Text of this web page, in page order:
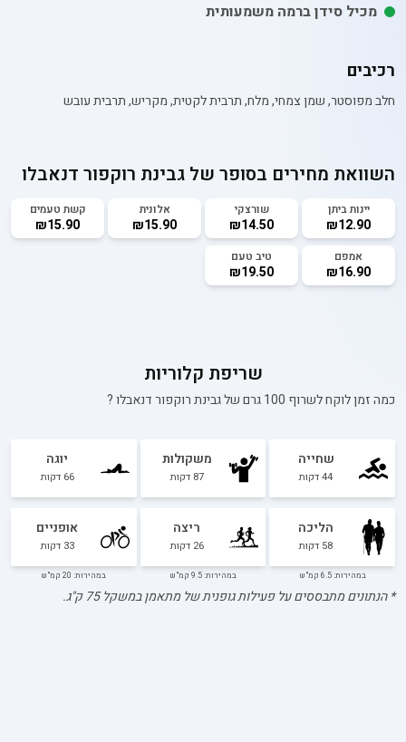
מכיל סידן ברמה משמעותית
רכיבים
חלב מפוסטר, שמן צמחי, מלח, תרבית לקטית, מקריש, תרבית עובש
השוואת מחירים בסופר של גבינת רוקפור דנאבלו
יינות ביתן
₪12.90
שורצקי
₪14.50
אלונית
₪15.90
קשת טעמים
₪15.90
אמפם
₪16.90
טיב טעם
₪19.50
שריפת קלוריות
כמה זמן לוקח לשרוף 100 גרם של גבינת רוקפור דנאבלו?
שחייה
44דקות
משקולות
87 דקות
יוגה
66 דקות
הליכה
58 דקות
במהירות: 6.5 קמ"ש
ריצה
26 דקות
במהירות: 9.5 קמ"ש
אופניים
33 דקות
במהירות: 20 קמ"ש
* הנתונים מתבססים על פעילות גופנית של מתאמן במשקל75ק"ג.